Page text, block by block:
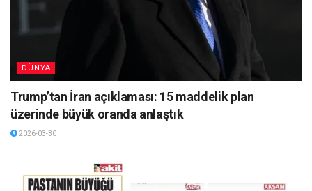
DÜNYA
Trump’tan İran açıklaması: 15 maddelik plan
üzerinde büyük oranda anlaştık
2026-03-30